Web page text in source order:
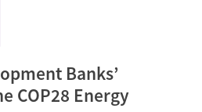
Banks’
COP28 Energy